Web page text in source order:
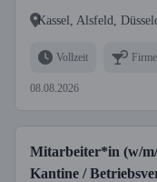
Kassel, Alsfeld,
Vollzeit
08.08.2026
Mitarbeiter*in (w/
Kantine /